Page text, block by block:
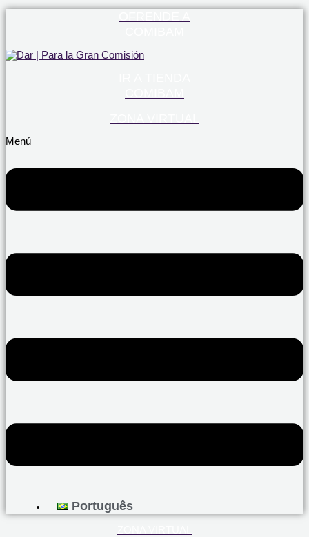
Menú
Português